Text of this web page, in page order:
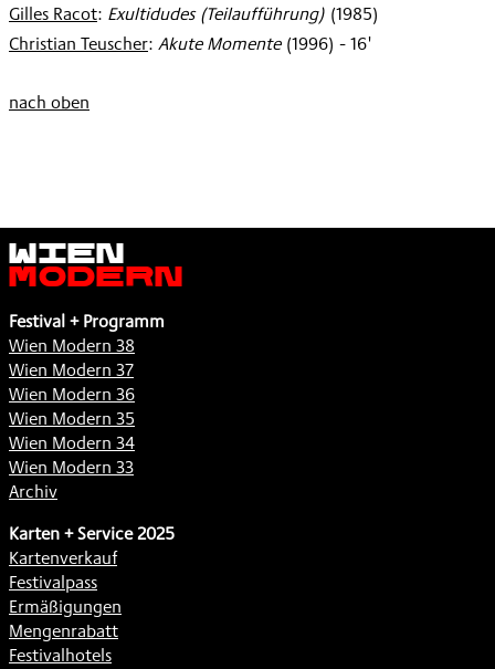
Gilles Racot: Exultidudes (Teilaufführung) (1985)
Christian Teuscher: Akute Momente (1996) - 16'
nach oben
Wien
Modern
Festival + Programm
Wien Modern 38
Wien Modern 37
Wien Modern 36
Wien Modern 35
Wien Modern 34
Wien Modern 33
Archiv
Karten + Service 2025
Kartenverkauf
Festivalpass
Ermäßigungen
Mengenrabatt
Festivalhotels